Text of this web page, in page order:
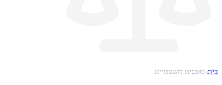
בית›טפסים משפטיים